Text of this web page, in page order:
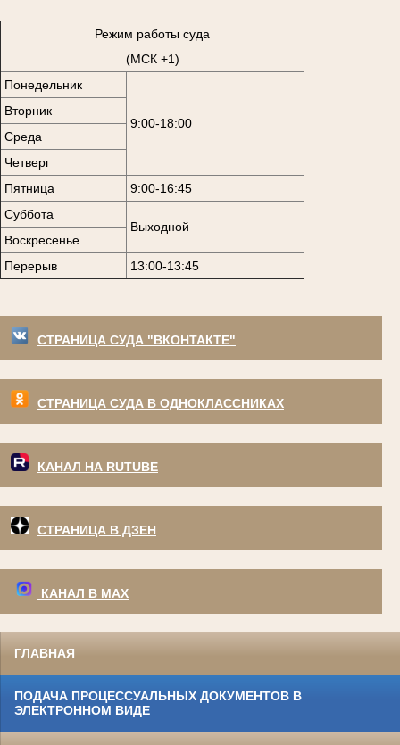
Режим работы суда
(МСК +1)
Понедельник
9:00-18:00
Вторник
Среда
Четверг
Пятница
9:00-16:45
Суббота
Выходной
Воскресенье
Перерыв
13:00-13:45
СТРАНИЦА СУДА "ВКОНТАКТЕ"
СТРАНИЦА СУДА В ОДНОКЛАССНИКАХ
КАНАЛ НА RUTUBE
СТРАНИЦА В ДЗЕН
КАНАЛ В МАХ
ГЛАВНАЯ
ПОДАЧА ПРОЦЕССУАЛЬНЫХ ДОКУМЕНТОВ В
ЭЛЕКТРОННОМ ВИДЕ